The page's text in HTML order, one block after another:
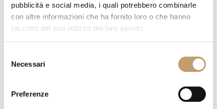
pubblicità e social media, i quali potrebbero combinarle
con altre informazioni che ha fornito loro o che hanno
raccolto dal suo utilizzo dei loro servizi.
delNecessari
Preferenze